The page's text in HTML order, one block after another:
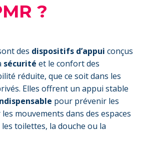
?
des dispositifs d’appuiconçus
sécurité et le confort des
réduite, que ce soit dans les
Elles offrent un appui stable
pour prévenir les
mouvements dans des espaces
toilettes, la douche ou la